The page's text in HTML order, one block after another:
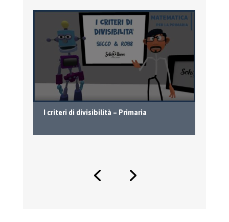
I criteri di divisibilità – Primaria